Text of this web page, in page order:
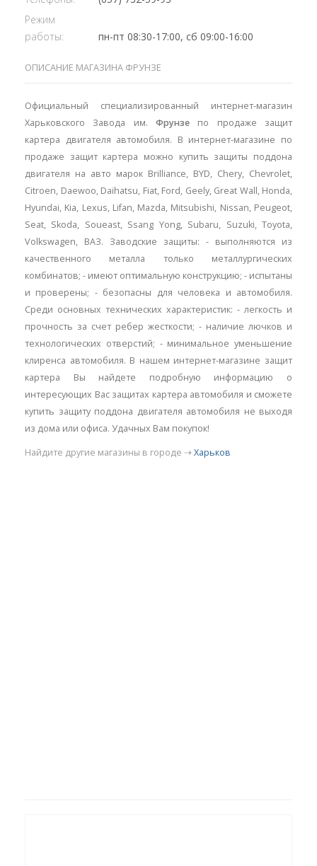
Режим
работы:
пн-пт 08:30-17:00, сб 09:00-16:00
ОПИСАНИЕ МАГАЗИНА ФРУНЗЕ
Официальный специализированный интернет-магазин
Харьковского Завода им. Фрунзе по продаже защит
картера двигателя автомобиля. В интернет-магазине по
продаже защит картера можно купить защиты поддона
двигателя на авто марок Brilliance, BYD, Chery, Chevrolet,
Citroen, Daewoo, Daihatsu, Fiat, Ford, Geely, Great Wall, Honda,
Hyundai, Kia, Lexus, Lifan, Mazda, Mitsubishi, Nissan, Peugeot,
Seat, Skoda, Soueast, Ssang Yong, Subaru, Suzuki, Toyota,
Volkswagen, ВАЗ. Заводские защиты: - выполняются из
качественного металла только металлургических
комбинатов; - имеют оптимальную конструкцию; - испытаны
и проверены; - безопасны для человека и автомобиля.
Среди основных технических характеристик: - легкость и
прочность за счет ребер жесткости; - наличие лючков и
технологических отверстий; - минимальное уменьшение
клиренса автомобиля. В нашем интернет-магазине защит
картера Вы найдете подробную информацию о
интересующих Вас защитах картера автомобиля и сможете
купить защиту поддона двигателя автомобиля не выходя
из дома или офиса. Удачных Вам покупок!
Найдите другие магазины в городе ⇢ Харьков